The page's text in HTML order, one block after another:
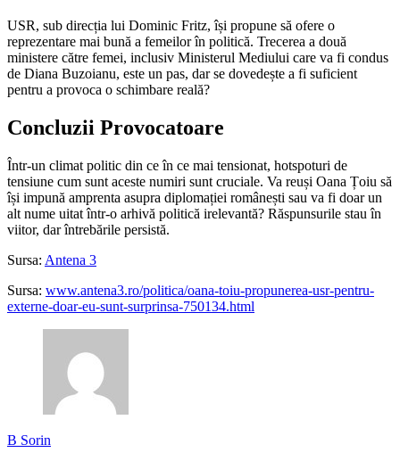
USR, sub direcția lui Dominic Fritz, își propune să ofere o
reprezentare mai bună a femeilor în politică. Trecerea a două
ministere către femei, inclusiv Ministerul Mediului care va fi condus
de Diana Buzoianu, este un pas, dar se dovedește a fi suficient
pentru a provoca o schimbare reală?
Concluzii Provocatoare
Într-un climat politic din ce în ce mai tensionat, hotspoturi de
tensiune cum sunt aceste numiri sunt cruciale. Va reuși Oana Țoiu să
își impună amprenta asupra diplomației românești sau va fi doar un
alt nume uitat într-o arhivă politică irelevantă? Răspunsurile stau în
viitor, dar întrebările persistă.
Sursa: Antena 3
Sursa: www.antena3.ro/politica/oana-toiu-propunerea-usr-pentru-
externe-doar-eu-sunt-surprinsa-750134.html
B Sorin